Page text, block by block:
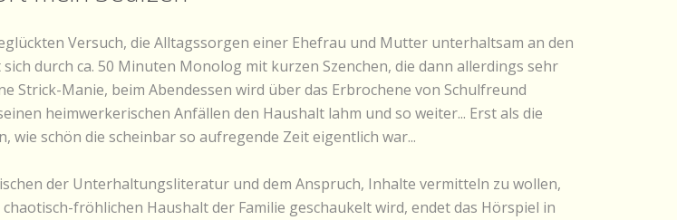
Versuch, die Alltagssorgen einer Ehefrau und Mutter unterhaltsam an den
durch ca. 50 Minuten Monolog mit kurzen Szenchen, die dann allerdings sehr
Strick-Manie, beim Abendessen wird über das Erbrochene von Schulfreund
heimwerkerischen Anfällen den Haushalt lahm und so weiter... Erst als die
schön die scheinbar so aufregende Zeit eigentlich war...
der Unterhaltungsliteratur und dem Anspruch, Inhalte vermitteln zu wollen,
fröhlichen Haushalt der Familie geschaukelt wird, endet das Hörspiel in